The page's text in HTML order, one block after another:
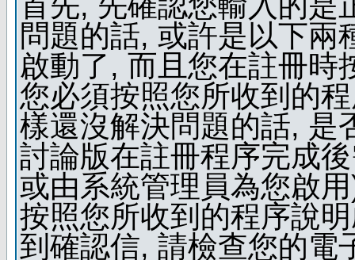
問題的話, 或許是以下兩
啟動了, 而且您在註冊時
您必須按照您所收到的
樣還沒解決問題的話, 是
討論版在註冊程序完成
或由系統管理員為您啟
按照您所收到的程序說
到確認信, 請檢查您的電